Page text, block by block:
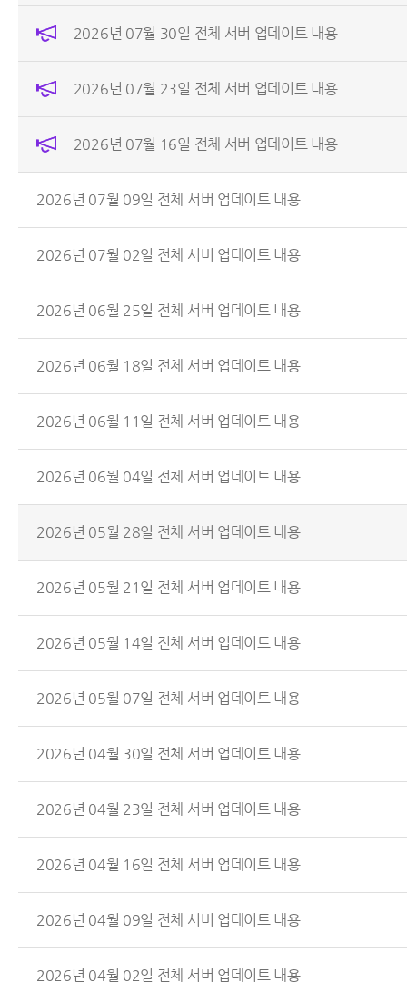
2026년 07월 30일 전체 서버 업데이트 내용
2026년 07월 23일 전체 서버 업데이트 내용
2026년 07월 16일 전체 서버 업데이트 내용
2026년 07월 09일 전체 서버 업데이트 내용
2026년 07월 02일 전체 서버 업데이트 내용
2026년 06월 25일 전체 서버 업데이트 내용
2026년 06월 18일 전체 서버 업데이트 내용
2026년 06월 11일 전체 서버 업데이트 내용
2026년 06월 04일 전체 서버 업데이트 내용
2026년 05월 28일 전체 서버 업데이트 내용
2026년 05월 21일 전체 서버 업데이트 내용
2026년 05월 14일 전체 서버 업데이트 내용
2026년 05월 07일 전체 서버 업데이트 내용
2026년 04월 30일 전체 서버 업데이트 내용
2026년 04월 23일 전체 서버 업데이트 내용
2026년 04월 16일 전체 서버 업데이트 내용
2026년 04월 09일 전체 서버 업데이트 내용
2026년 04월 02일 전체 서버 업데이트 내용